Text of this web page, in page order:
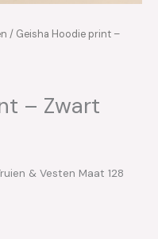
/ Geisha Hoodie print –
– Zwart
& Vesten Maat 128